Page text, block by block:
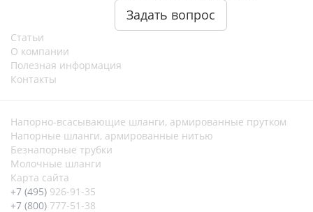
Задать вопрос
Статьи
О компании
Полезная информация
Контакты
Напорно-всасывающие шланги, армированные прутком
Напорные шланги, армированные нитью
Безнапорные трубки
Молочные шланги
Карта сайта
+7 (495) 926-91-35
+7 (800) 777-51-38